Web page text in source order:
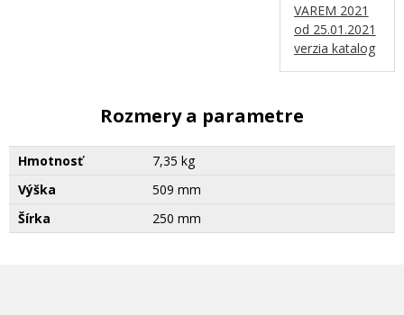
VAREM 2021
od 25.01.2021
verzia katalog
Rozmery a parametre
Hmotnosť
7,35 kg
Výška
509 mm
Šírka
250 mm